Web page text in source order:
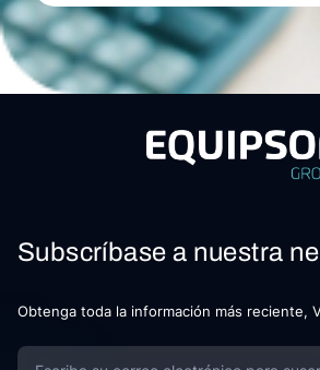
Subscríbase a nuestra
Obtenga toda la información más reciente,